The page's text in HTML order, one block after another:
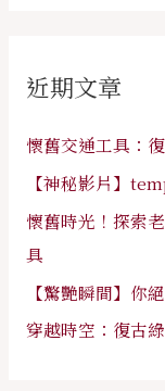
字
近期文章
懷舊交通工具：
【神秘影片】
懷舊時光！探索
具
【驚艷瞬間】你
穿越時空：復古